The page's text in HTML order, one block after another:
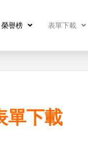
榮譽榜 表單下載
單下載